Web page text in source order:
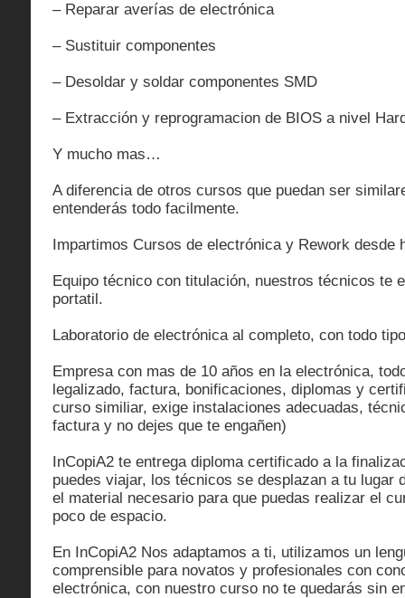
– Reparar averías de electrónica
– Sustituir componentes
– Desoldar y soldar componentes SMD
– Extracción y reprogramacion de BIOS a nivel
Y mucho mas…
A diferencia de otros cursos que puedan ser
entenderás todo facilmente.
Impartimos Cursos de electrónica y Rework desde
Equipo técnico con titulación, nuestros técnicos te
portatil.
Laboratorio de electrónica al completo, con todo
Empresa con mas de 10 años en la electrónica,
legalizado, factura, bonificaciones, diplomas y
curso similiar, exige instalaciones adecuadas,
factura y no dejes que te engañen)
InCopiA2 te entrega diploma certificado a la
puedes viajar, los técnicos se desplazan a tu lugar
el material necesario para que puedas realizar el
poco de espacio.
En InCopiA2 Nos adaptamos a ti, utilizamos un
comprensible para novatos y profesionales con
electrónica, con nuestro curso no te quedarás sin